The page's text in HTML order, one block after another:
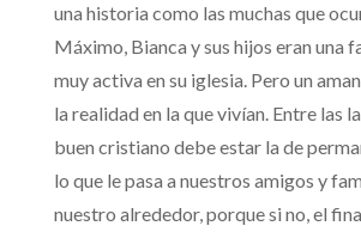
una historia como las muchas que
Máximo, Bianca y sus hijos eran una
muy activa en su iglesia. Pero un
la realidad en la que vivían. Entre las
buen cristiano debe estar la de
lo que le pasa a nuestros amigos y
nuestro alrededor, porque si no, el